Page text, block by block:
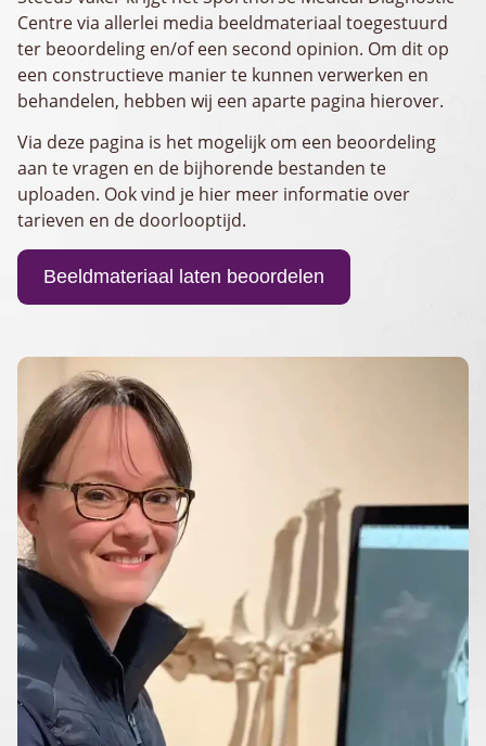
Centre via allerlei media beeldmateriaal toegestuurd
ter beoordeling en/of een second opinion. Om dit op
een constructieve manier te kunnen verwerken en
behandelen, hebben wij een aparte pagina hierover.
Via deze pagina is het mogelijk om een beoordeling
aan te vragen en de bijhorende bestanden te
uploaden. Ook vind je hier meer informatie over
tarieven en de doorlooptijd.
Beeldmateriaal laten beoordelen